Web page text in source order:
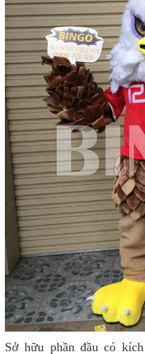
Sở hữu phần đầu có